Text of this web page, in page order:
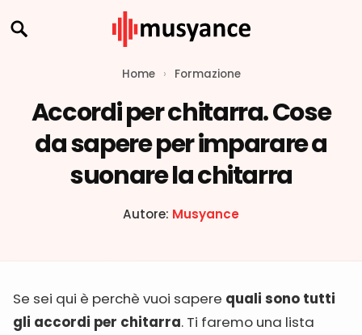
Home › Formazione
Accordi per chitarra. Cose
da sapere per imparare a
suonare la chitarra
Autore: Musyance
Se sei qui è perchè vuoi sapere quali sono tutti
gli accordi per chitarra. Ti faremo una lista